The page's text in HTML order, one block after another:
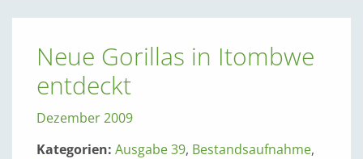
Neue Gorillas in Itombwe
entdeckt
Dezember 2009
Kategorien: Ausgabe 39, Bestandsaufnahme,